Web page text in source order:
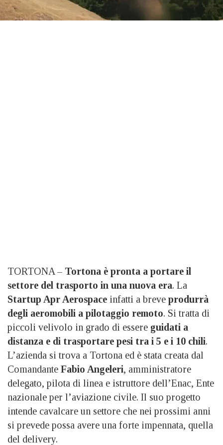
TORTONA – Tortona è pronta a portare il
settore del trasporto in una nuova era. La
Startup Apr Aerospace infatti a breve produrrà
degli aeromobili a pilotaggio remoto. Si tratta di
piccoli velivolo in grado di essere guidati a
distanza e di trasportare pesi tra i 5 e i 10 chili.
L’azienda si trova a Tortona ed è stata creata dal
Comandante Fabio Angeleri, amministratore
delegato, pilota di linea e istruttore dell’Enac, Ente
nazionale per l’aviazione civile. Il suo progetto
intende cavalcare un settore che nei prossimi anni
si prevede possa avere una forte impennata, quella
del delivery.